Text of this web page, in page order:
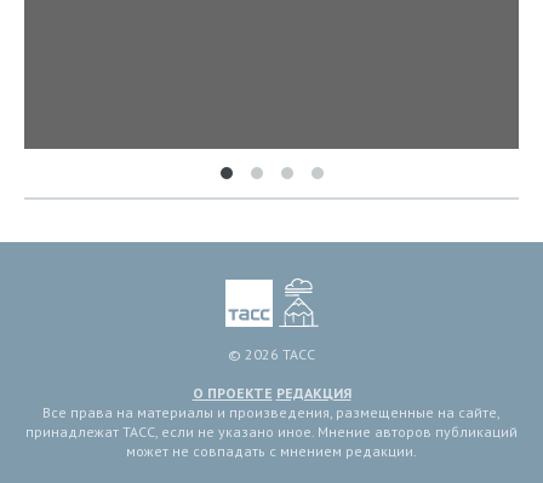
© 2026 ТАСС
О ПРОЕКТЕ РЕДАКЦИЯ
Все права на материалы и произведения, размещенные на сайте,
принадлежат ТАСС, если не указано иное. Мнение авторов публикаций
может не совпадать с мнением редакции.